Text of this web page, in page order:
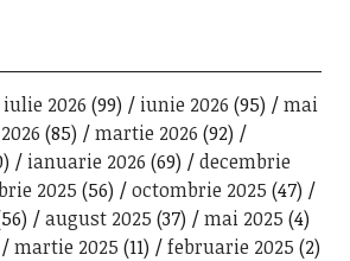
iulie 2026 (99) iunie 2026 (95)
mai
(85) martie 2026 (92)
ianuarie 2026 (69)
decembrie
2025 (56) octombrie 2025 (47)
august 2025 (37) mai 2025 (4)
martie 2025 (11) februarie 2025 (2)